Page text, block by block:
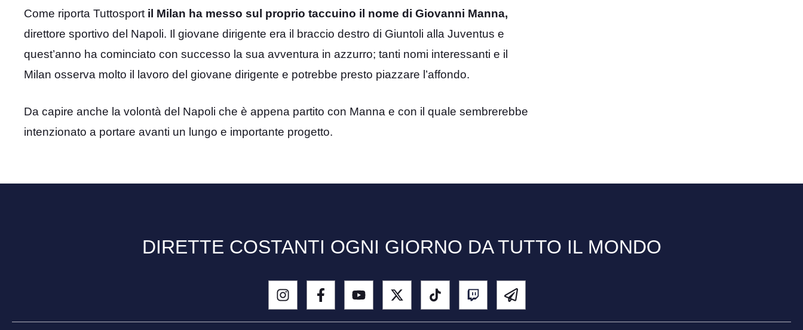
Come riporta Tuttosport il Milan ha messo sul proprio taccuino il nome di Giovanni Manna,
direttore sportivo del Napoli. Il giovane dirigente era il braccio destro di Giuntoli alla Juventus e
quest’anno ha cominciato con successo la sua avventura in azzurro; tanti nomi interessanti e il
Milan osserva molto il lavoro del giovane dirigente e potrebbe presto piazzare l’affondo.
Da capire anche la volontà del Napoli che è appena partito con Manna e con il quale sembrerebbe
intenzionato a portare avanti un lungo e importante progetto.
DIRETTE COSTANTI OGNI GIORNO DA TUTTO IL MONDO